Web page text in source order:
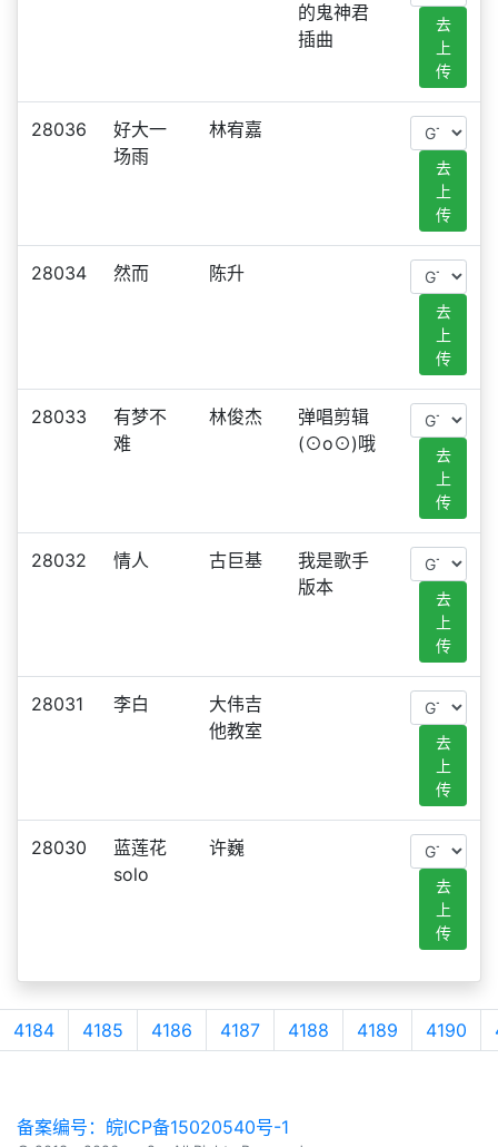
的鬼神君
插曲
去
上
传
28036
好大一
场雨
林宥嘉
去
上
传
28034 然而 陈升
去
上
传
28033
有梦不
难
林俊杰
弹唱剪辑
(⊙o⊙)哦
去
上
传
28032 情人 古巨基
我是歌手
版本
去
上
传
28031 李白
大伟吉
他教室
去
上
传
28030
蓝莲花
solo
许巍
去
上
传
4184 4185 4186 4187 4188 4189 4190
备案编号：皖ICP备15020540号-1